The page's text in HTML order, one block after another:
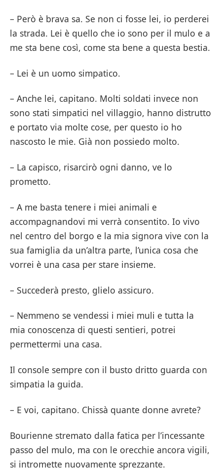
– Però è brava sa. Se non ci fosse lei, io perderei
la strada. Lei è quello che io sono per il mulo e a
me sta bene così, come sta bene a questa bestia.
– Lei è un uomo simpatico.
– Anche lei, capitano. Molti soldati invece non
sono stati simpatici nel villaggio, hanno distrutto
e portato via molte cose, per questo io ho
nascosto le mie. Già non possiedo molto.
– La capisco, risarcirò ogni danno, ve lo
prometto.
– A me basta tenere i miei animali e
accompagnandovi mi verrà consentito. Io vivo
nel centro del borgo e la mia signora vive con la
sua famiglia da un’altra parte, l’unica cosa che
vorrei è una casa per stare insieme.
– Succederà presto, glielo assicuro.
– Nemmeno se vendessi i miei muli e tutta la
mia conoscenza di questi sentieri, potrei
permettermi una casa.
Il console sempre con il busto dritto guarda con
simpatia la guida.
– E voi, capitano. Chissà quante donne avrete?
Bourienne stremato dalla fatica per l’incessante
passo del mulo, ma con le orecchie ancora vigili,
si intromette nuovamente sprezzante.